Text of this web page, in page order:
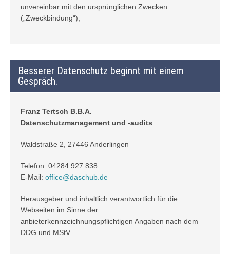
unvereinbar mit den ursprünglichen Zwecken
(„Zweckbindung“);
Besserer Datenschutz beginnt mit einem
Gespräch.
Franz Tertsch B.B.A.
Datenschutzmanagement und -audits
Waldstraße 2, 27446 Anderlingen
Telefon: 04284 927 838
E-Mail: office@daschub.de
Herausgeber und inhaltlich verantwortlich für die
Webseiten im Sinne der
anbieterkennzeichnungspflichtigen Angaben nach dem
DDG und MStV.